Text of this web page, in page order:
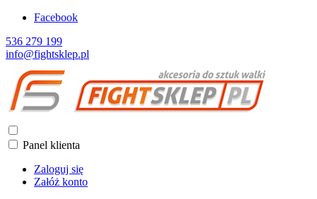
Facebook
536 279 199
info@fightsklep.pl
Panel klienta
Zaloguj się
Załóż konto